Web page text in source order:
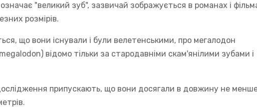
"великий зуб", зазвичай зображується в романах і
розмірів.
що вони існували і були велетенськими, про мегалодон
відомо тільки за стародавніми скам'янілими зубами і
припускають, що вони досягали в довжину не